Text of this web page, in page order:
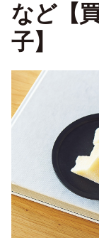
など【
子】